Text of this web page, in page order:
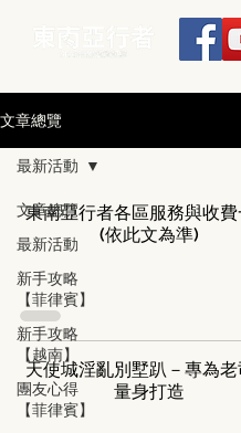
文章總覽
文章總覽
最新活動
新手攻略
【菲律賓】
新手攻略
【越南】
團友心得
【菲律賓】
最新活動
東南亞行者各區服務與收費
(依此文為準)
天使城淫亂別墅趴－專為
量身打造